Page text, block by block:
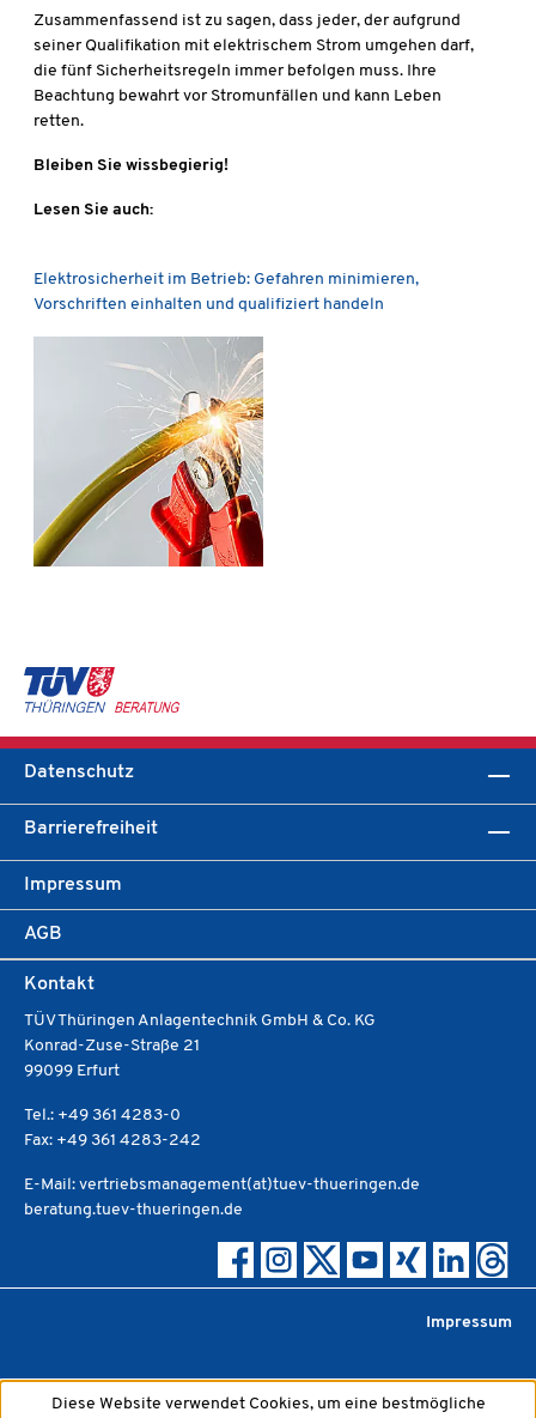
Zusammenfassend ist zu sagen, dass jeder, der aufgrund
seiner Qualifikation mit elektrischem Strom umgehen darf,
die fünf Sicherheitsregeln immer befolgen muss. Ihre
Beachtung bewahrt vor Stromunfällen und kann Leben
retten.
Bleiben Sie wissbegierig!
Lesen Sie auch:
Elektrosicherheit im Betrieb: Gefahren minimieren,
Vorschriften einhalten und qualifiziert handeln
Datenschutz
Barrierefreiheit
Impressum
AGB
Kontakt
TÜV Thüringen Anlagentechnik GmbH & Co. KG
Konrad-Zuse-Straße 21
99099 Erfurt
Tel.: +49 361 4283-0
Fax: +49 361 4283-242
E-Mail: vertriebsmanagement(at)tuev-thueringen.de
beratung.tuev-thueringen.de
Impressum
Diese Website verwendet Cookies, um eine bestmögliche